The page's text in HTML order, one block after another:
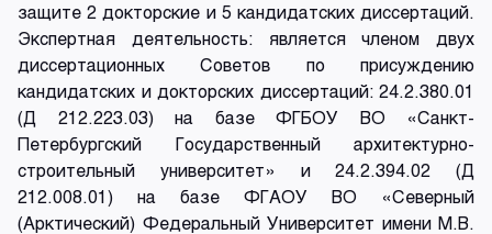
защите 2 докторские и 5 кандидатских диссертаций.
Экспертная деятельность: является членом двух
диссертационных Советов по присуждению
кандидатских и докторских диссертаций: 24.2.380.01
(Д 212.223.03) на базе ФГБОУ ВО «Санкт-
Петербургский Государственный архитектурно-
строительный университет» и 24.2.394.02 (Д
212.008.01) на базе ФГАОУ ВО «Северный
(Арктический) Федеральный Университет имени М.В.